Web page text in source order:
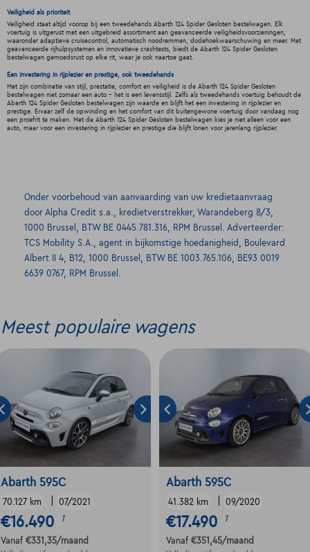
Veiligheid als prioriteit
Veiligheid staat altijd voorop bij een tweedehands Abarth 124 Spider Gesloten bestelwagen. Elk
voertuig is uitgerust met een uitgebreid assortiment aan geavanceerde veiligheidsvoorzieningen,
waaronder adaptieve cruisecontrol, automatisch noodremmen, dodehoekwaarschuwing en meer. Met
geavanceerde rijhulpsystemen en innovatieve crashtests, biedt de Abarth 124 Spider Gesloten
bestelwagen gemoedsrust op elke rit, waar je ook naartoe gaat.
Een investering in rijplezier en prestige, ook tweedehands
Met zijn combinatie van stijl, prestatie, comfort en veiligheid is de Abarth 124 Spider Gesloten
bestelwagen niet zomaar een auto - het is een levensstijl. Zelfs als tweedehands voertuig behoudt de
Abarth 124 Spider Gesloten bestelwagen zijn waarde en blijft het een investering in rijplezier en
prestige. Ervaar zelf de opwinding en het comfort van dit buitengewone voertuig door vandaag nog
een proefrit te maken. Met de Abarth 124 Spider Gesloten bestelwagen kies je niet alleen voor een
auto, maar voor een investering in rijplezier en prestige die blijft lonen voor jarenlang rijplezier.
Onder voorbehoud van aanvaarding van uw kredietaanvraag
door Alpha Credit s.a., kredietverstrekker, Warandeberg 8/3,
1000 Brussel, BTW BE 0445.781.316, RPM Brussel. Adverteerder:
TCS Mobility S.A., agent in bijkomstige hoedanigheid, Boulevard
Albert II 4, B12, 1000 Brussel, BTW BE 1003.765.106, BE93 0019
6639 0767, RPM Brussel.
Meest populaire wagens
Abarth 595C
70.127 km 07/2021
€16.490 1
Vanaf €331,35/maand
Abarth 595C
41.382 km 09/2020
€17.490 1
Vanaf €351,45/maand